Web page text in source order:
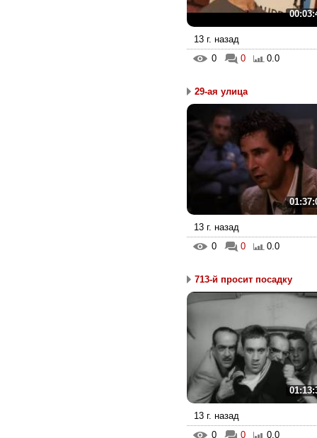
13 г. назад
0
0 0.0
29-ая улица
13 г. назад
0
0 0.0
713-й просит посадку
13 г. назад
0
0 0.0